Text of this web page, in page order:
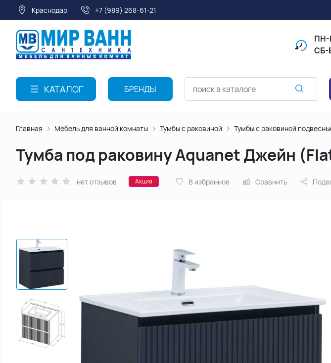
Краснодар +7 (989) 268-61-21
СБ-
КАТАЛОГ БРЕНДЫ
Главная Мебель для ванной комнаты Тумбы с раковиной Тумбы с раковиной
Тумба под раковину Aquanet Джейн
нет отзывов Акция В избранное Сравнить